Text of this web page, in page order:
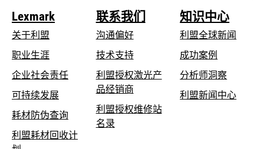
Lexmark
关于利盟
职业生涯
企业社会责任在
签
页
可持续发展
耗材防伪查询
新
标
利盟耗材回收计
联系我们
沟通偏好
技术支持在
新
标
签
页
利盟授权激光产
品经销商
利盟授权维修站
名录在
知识中心
利盟全球新闻
成功案例
分析师洞察
利盟新闻中心在